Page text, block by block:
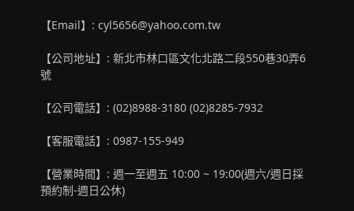
【Email】: cyl5656@yahoo.com.tw
【公司地址】: 新北市林口區文化北路二段550巷30弄6
號
【公司電話】: (02)8988-3180 (02)8285-7932
【客服電話】: 0987-155-949
【營業時間】: 週一至週五 10:00 ~ 19:00(週六/週日採
預約制-週日公休)